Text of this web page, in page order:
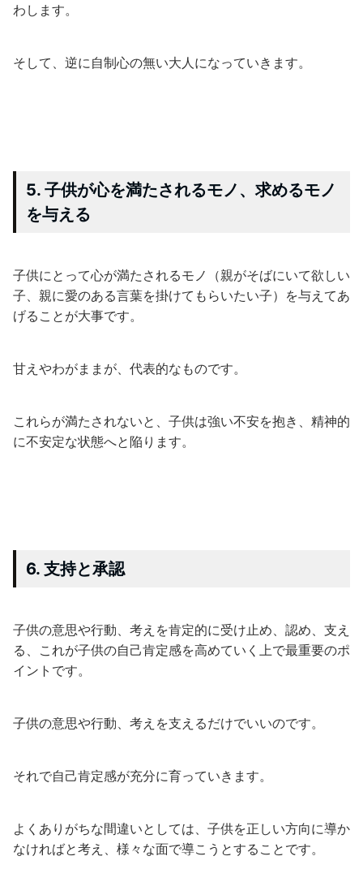
わします。
そして、逆に自制心の無い大人になっていきます。
5. 子供が心を満たされるモノ、求めるモノ
を与える
子供にとって心が満たされるモノ（親がそばにいて欲しい
子、親に愛のある言葉を掛けてもらいたい子）を与えてあ
げることが大事です。
甘えやわがままが、代表的なものです。
これらが満たされないと、子供は強い不安を抱き、精神的
に不安定な状態へと陥ります。
6. 支持と承認
子供の意思や行動、考えを肯定的に受け止め、認め、支え
る、これが子供の自己肯定感を高めていく上で最重要のポ
イントです。
子供の意思や行動、考えを支えるだけでいいのです。
それで自己肯定感が充分に育っていきます。
よくありがちな間違いとしては、子供を正しい方向に導か
なければと考え、様々な面で導こうとすることです。